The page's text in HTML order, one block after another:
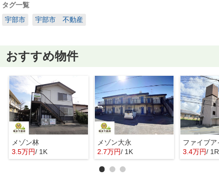
タグ一覧
宇部市
宇部市 不動産
おすすめ物件
メゾン林
3.5万円/ 1K
メゾン大永
2.7万円/ 1K
ファイブア
3.4万円/ 1R